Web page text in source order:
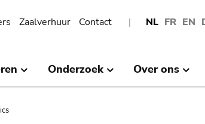
NL FR EN
Zaalverhuur Contact
Onderzoek Over ons